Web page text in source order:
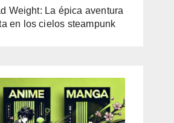
Weight: La épica aventura
en los cielos steampunk